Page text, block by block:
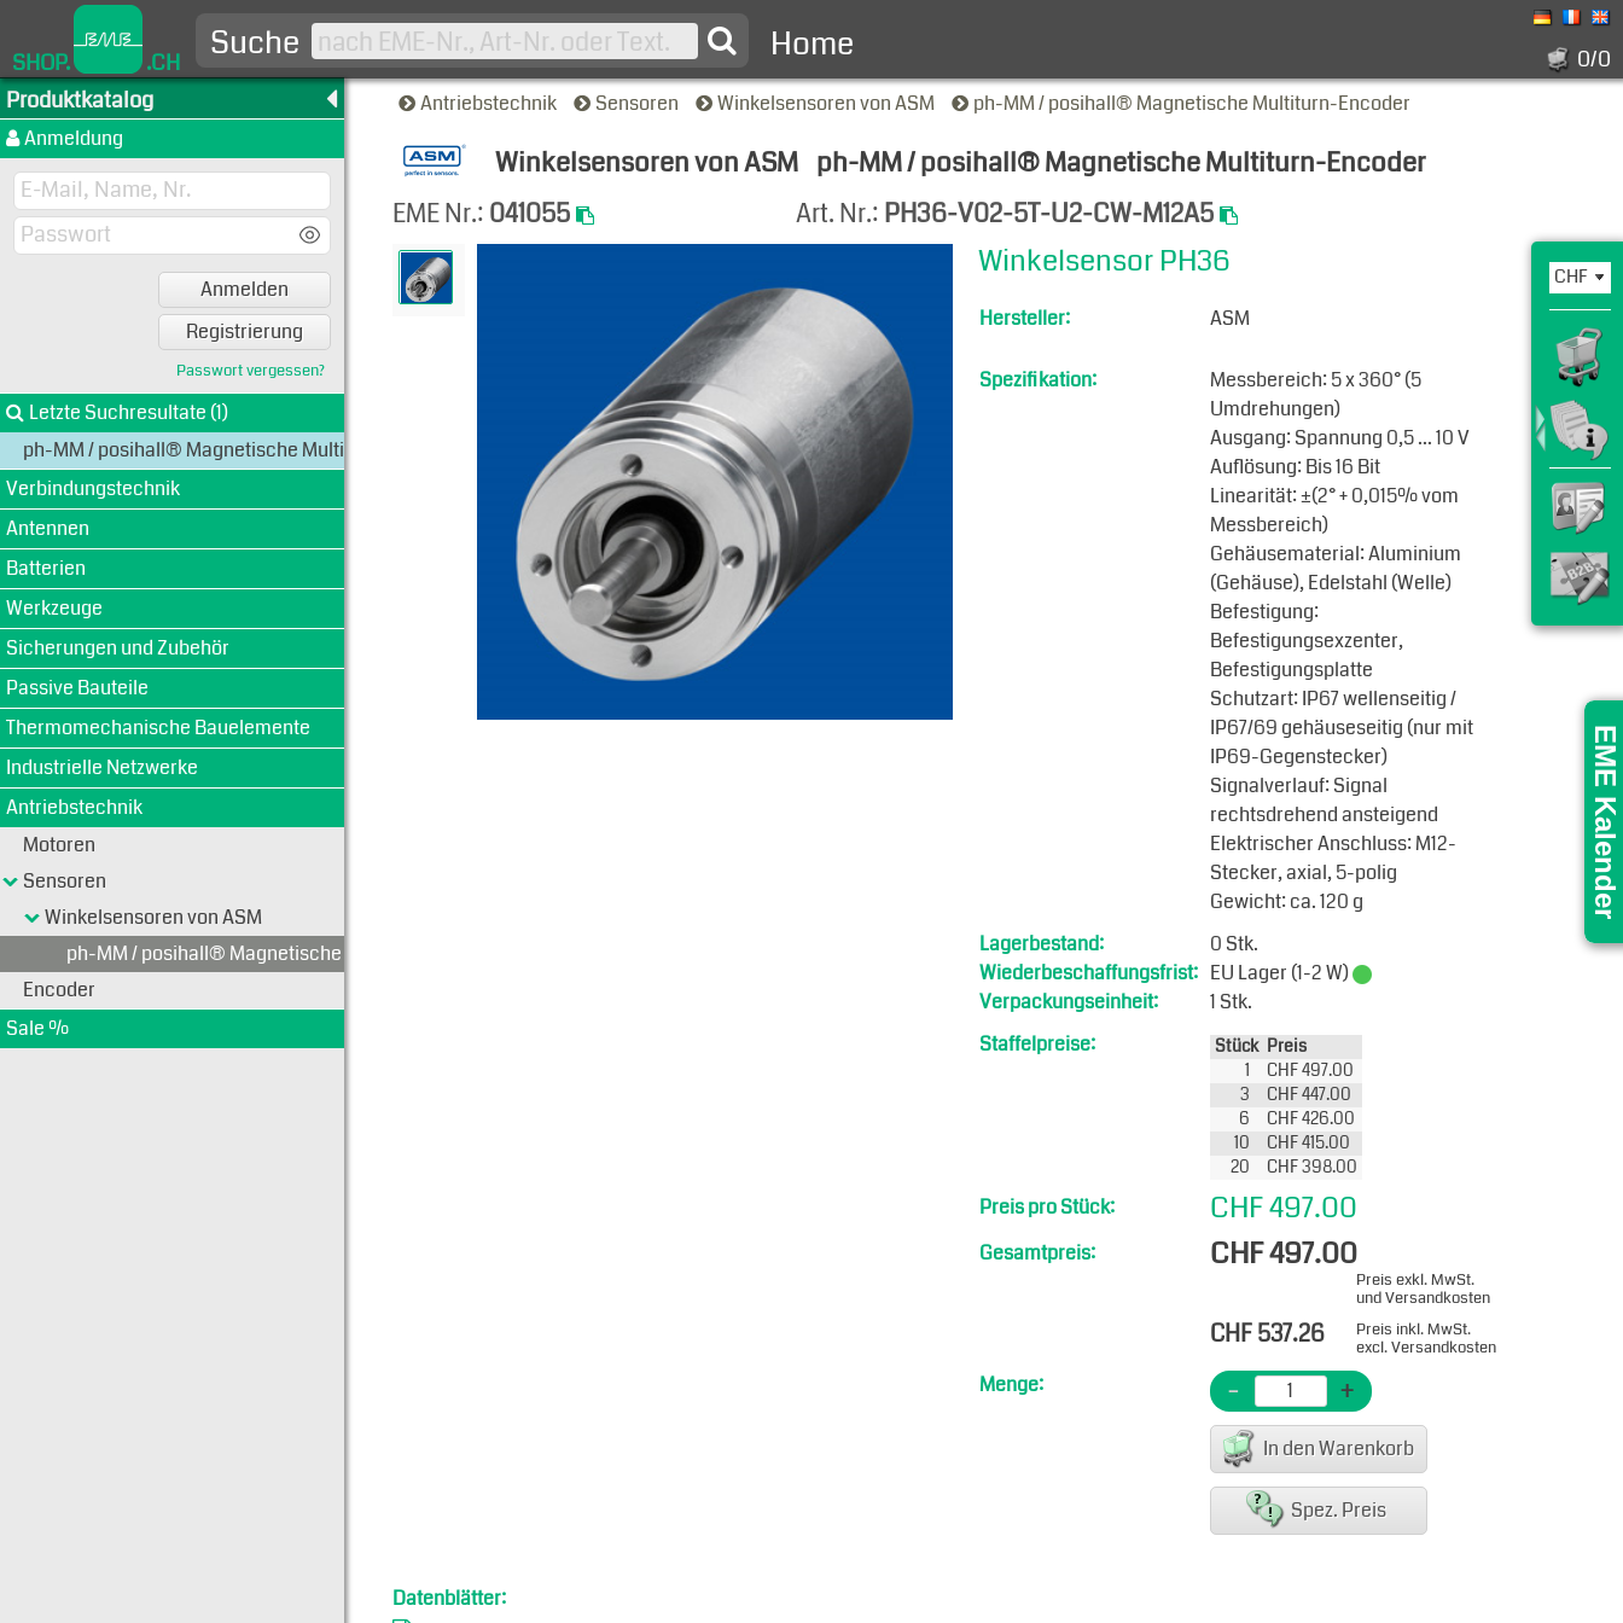
EME Kalender
SHOP. .CH Suche Home
0/0
Produktkatalog
Anmeldung
Anmelden
Registrierung
Passwort vergessen?
Letzte Suchresultate (1)
ph-MM / posihall® Magnetische Multiturn-Encoder
Verbindungstechnik
Antennen
Batterien
Werkzeuge
Sicherungen und Zubehör
Passive Bauteile
Thermomechanische Bauelemente
Industrielle Netzwerke
Antriebstechnik
Motoren
Sensoren
Winkelsensoren von ASM
ph-MM / posihall® Magnetische Multiturn-Encoder
Encoder
Sale %
Antriebstechnik Sensoren Winkelsensoren von ASM ph-MM / posihall® Magnetische Multiturn-Encoder
Winkelsensoren von ASM ph-MM / posihall® Magnetische Multiturn-Encoder
Produkt-Ansicht
EME Nr.: 041055 Art. Nr.: PH36-V02-5T-U2-CW-M12A5
Winkelsensor PH36
Hersteller: ASM
Spezifikation:
Messbereich: 5 x 360° (5
Umdrehungen)
Ausgang: Spannung 0,5 ... 10 V
Auflösung: Bis 16 Bit
Linearität: ±(2° + 0,015% vom
Messbereich)
Gehäusematerial: Aluminium
(Gehäuse), Edelstahl (Welle)
Befestigung:
Befestigungsexzenter,
Befestigungsplatte
Schutzart: IP67 wellenseitig /
IP67/69 gehäuseseitig (nur mit
IP69-Gegenstecker)
Signalverlauf: Signal
rechtsdrehend ansteigend
Elektrischer Anschluss: M12-
Stecker, axial, 5-polig
Gewicht: ca. 120 g
Lagerbestand:
Wiederbeschaffungsfrist:
Verpackungseinheit:
0 Stk.
EU Lager (1-2 W)
1 Stk.
Staffelpreise:
Stück Preis
1
CHF 497.00
3
CHF 447.00
6
CHF 426.00
10
CHF 415.00
20
CHF 398.00
Preis pro Stück: CHF 497.00
Gesamtpreis: CHF 497.00
Preis exkl. MwSt.
und Versandkosten
CHF 537.26
Preis inkl. MwSt.
excl. Versandkosten
Menge: - +
In den Warenkorb
Spez. Preis
Datenblätter: